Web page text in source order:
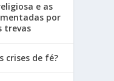
e as
por
trevas
crises de fé?